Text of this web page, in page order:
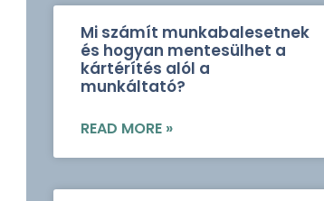
Mi számít munkabalesetnek
és hogyan mentesülhet a
kártérítés alól a
munkáltató?
READ MORE »